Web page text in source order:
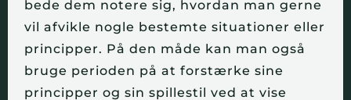
bede dem notere sig, hvordan man gerne
vil afvikle nogle bestemte situationer eller
principper. På den måde kan man også
bruge perioden på at forstærke sine
principper og sin spillestil ved at vise